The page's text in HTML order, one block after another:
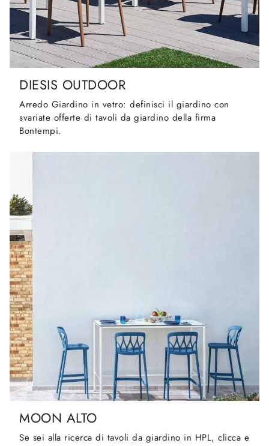
DIESIS OUTDOOR
Arredo Giardino in vetro: definisci il giardino con
svariate offerte di tavoli da giardino della firma
Bontempi.
MOON ALTO
Se sei alla ricerca di tavoli da giardino in HPL, clicca e